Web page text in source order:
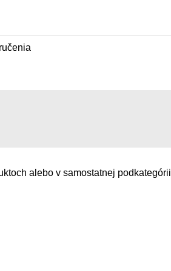
alebo v samostatnej podkategórii